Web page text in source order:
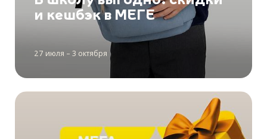
и кешбэк в МЕГЕ
27 июля – 3 октября